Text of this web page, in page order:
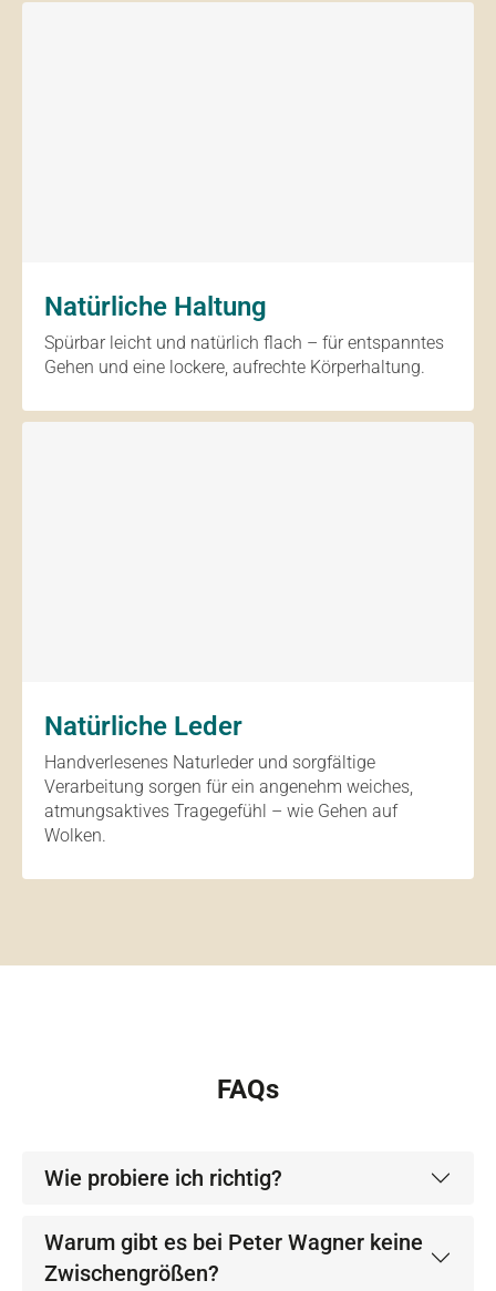
Natürliche Haltung
Spürbar leicht und natürlich flach – für entspanntes
Gehen und eine lockere, aufrechte Körperhaltung.
Natürliche Leder
Handverlesenes Naturleder und sorgfältige
Verarbeitung sorgen für ein angenehm weiches,
atmungsaktives Tragegefühl – wie Gehen auf
Wolken.
FAQs
Wie probiere ich richtig?
Warum gibt es bei Peter Wagner keine
Zwischengrößen?